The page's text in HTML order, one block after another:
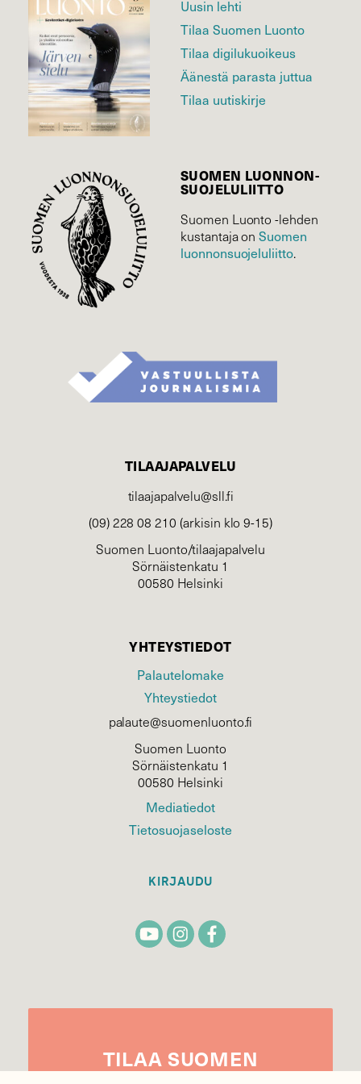
Uusin lehti
Tilaa Suomen Luonto
Tilaa digilukuoikeus
Äänestä parasta juttua
Tilaa uutiskirje
SUOMEN LUONNON­
SUOJELU­LIITTO
Suomen Luonto -lehden
kustantaja onSuomen
luonnonsuojelu­liitto.
TILAAJAPALVELU
tilaajapalvelu@sll.fi
(09) 228 08 210 (arkisin klo 9-15)
Suomen Luonto/tilaajapalvelu
Sörnäistenkatu 1
00580 Helsinki
YHTEYSTIEDOT
Palautelomake
Yhteystiedot
palaute@suomenluonto.fi
Suomen Luonto
Sörnäistenkatu 1
00580 Helsinki
Mediatiedot
Tietosuojaseloste
KIRJAUDU
TILAA SUOMEN
LUONNONUUTIS­KIRJE